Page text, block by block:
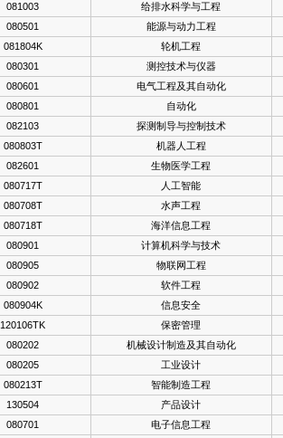
081003
给排水科学与工程
080501
能源与动力工程
081804K
轮机工程
080301
测控技术与仪器
080601
电气工程及其自动化
080801
自动化
082103
探测制导与控制技术
080803T
机器人工程
082601
生物医学工程
080717T
人工智能
080708T
水声工程
080718T
海洋信息工程
080901
计算机科学与技术
080905
物联网工程
080902
软件工程
080904K
信息安全
120106TK
保密管理
080202
机械设计制造及其自动化
080205
工业设计
080213T
智能制造工程
130504
产品设计
080701
电子信息工程